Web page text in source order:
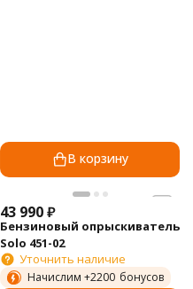
В корзину
43 990₽
Бензиновый опрыскиватель
Solo 451-02
Уточнить наличие
Начислим +2200 бонусов